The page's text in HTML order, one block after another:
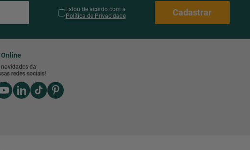
Estou de acordo com a
Política de Privacidade
Cadastrar
da
redes sociais!